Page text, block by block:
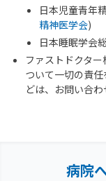
日本児童青年
精神医学会)
日本睡眠学会
ファストドクタ
ついて一切の責
どは、お問い合
病院